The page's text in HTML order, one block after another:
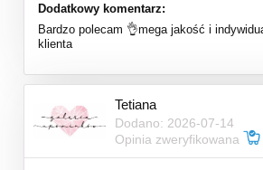
Dodatkowy komentarz:
Bardzo polecam 👌mega jakość i
klienta
Tetiana
Dodano: 2026-07-14
Opinia zweryfikowana